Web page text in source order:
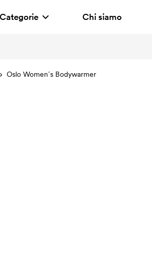
Categorie Chi siamo
Oslo Women´s Bodywarmer